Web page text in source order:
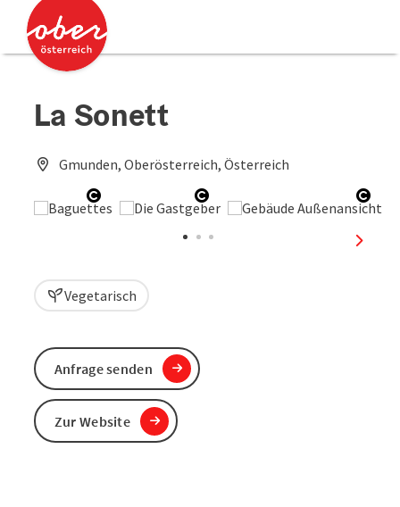
Zum Inhalt
Zum Seitenanfang
La Sonett
Gmunden, Oberösterreich, Österreich
Copyright öffnenCopyright öffnen
Vegetarisch
Anfrage senden
Zur Website